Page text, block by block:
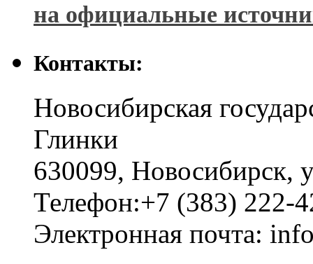
на официальные
Контакты:
Новосибирская
Глинки
630099, Новосибирск,
Телефон:+7 (383) 222-
Электронная почта: